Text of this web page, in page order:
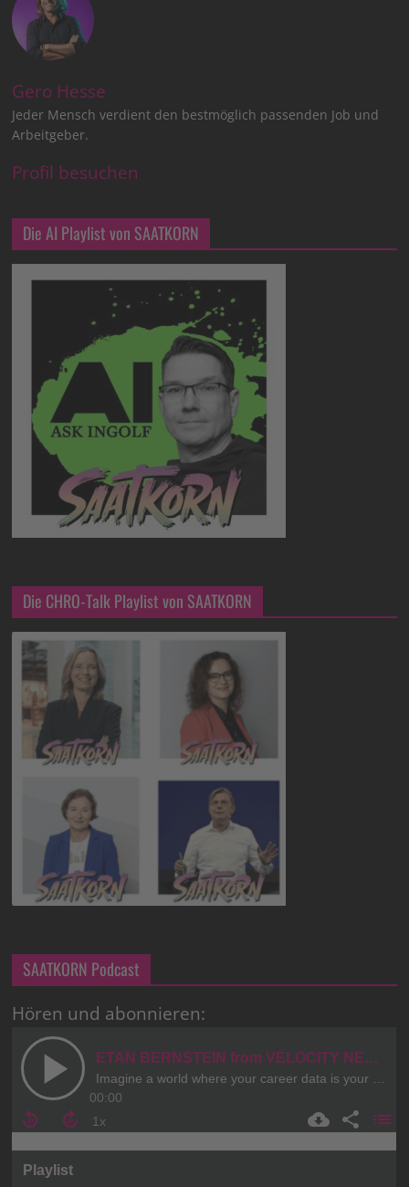
Gero Hesse
Jeder Mensch verdient den bestmöglich passenden Job und
Arbeitgeber.
Profil besuchen
Die AI Playlist von SAATKORN
Die CHRO-Talk Playlist von SAATKORN
SAATKORN Podcast
Hören und abonnieren: